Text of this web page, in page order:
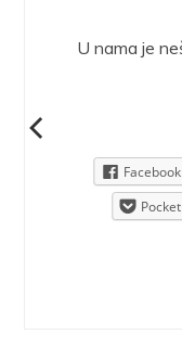
U nama je
Facebook
Pocket